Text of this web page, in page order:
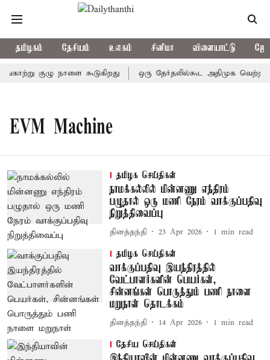
தமிழகம் தேசியம் உலகம் சினிமா விளையாட்டு
குழு நாளை கூடுகிறது ஒரு தேர்தலில்கூட அதிமுக
EVM Machine
தமிழக செய்திகள்
நாமக்கல்லில் மின்னணு எந்திரம்
பழுதால் ஒரு மணி நேரம் வாக்குப்பதிவு
நிறுத்திவைப்பு
தினத்தந்தி 23 Apr 2026 1 min read
தமிழக செய்திகள்
வாக்குப்பதிவு இயந்திரத்தில்
வேட்பாளர்களின் பெயர்கள்,
சின்னங்கள் பொருத்தும் பணி நாளை
மறுநாள் தொடக்கம்
தினத்தந்தி 14 Apr 2026 1 min read
தேசிய செய்திகள்